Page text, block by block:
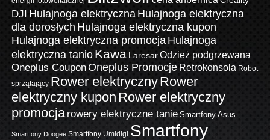
DJI Hulajnoga elektrycznaHulajnoga elektryczna
dla dorosłych Hulajnoga elektryczna kupon
Hulajnoga elektryczna promocjaHulajnoga
elektryczna tanioKawa Laresar Odzież podgrzewana
Oneplus Coupon Oneplus Promocje Retrokonsola Robot
sprzątający Rower elektrycznyRower
elektryczny kupon Rower elektryczny
promocja rowery elektryczne tanie Smartfony Asus
Smartfony Doogee Smartfony Umidigi Smartfony